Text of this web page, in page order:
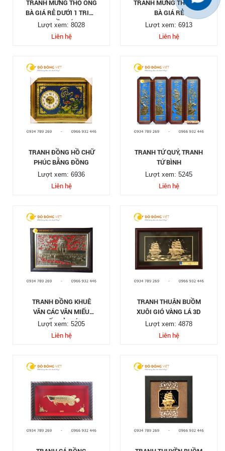
TRANH MỪNG THỌ ÔNG
BÀ GIÁ RẺ DƯỚI 1 TRIỆU
TẠI TP HỒ CHÍ MINH
Lượt xem: 8028
Liên hệ
TRANH MỪNG THỌ ÔNG
BÀ GIÁ RẺ
Lượt xem: 6913
Liên hệ
TRANH ĐỒNG HỒ CHỮ
PHÚC BẰNG ĐỒNG
Lượt xem: 6936
Liên hệ
TRANH TỨ QUÝ, TRANH
TỨ BÌNH
Lượt xem: 5245
Liên hệ
TRANH ĐỒNG KHUÊ
VĂN CÁC VĂN MIẾU
QUỐC TỬ GIÁM
Lượt xem: 5205
Liên hệ
TRANH THUẬN BUỒM
XUÔI GIÓ VÀNG LÁ 3D
Lượt xem: 4878
Liên hệ